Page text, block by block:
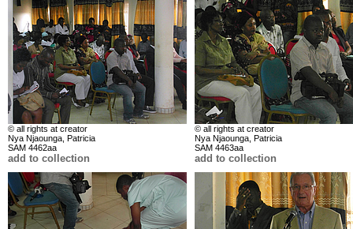
© all rights at creator
Nya Njaounga, Patricia
SAM 4462aa
add to collection
© all rights at creator
Nya Njaounga, Patricia
SAM 4463aa
add to collection